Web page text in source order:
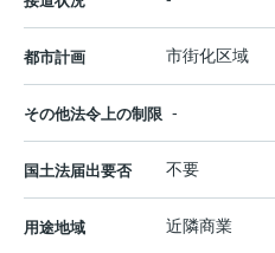
都市計画 市街化区域
その他法令上の制限 -
国土法届出要否 不要
用途地域 近隣商業